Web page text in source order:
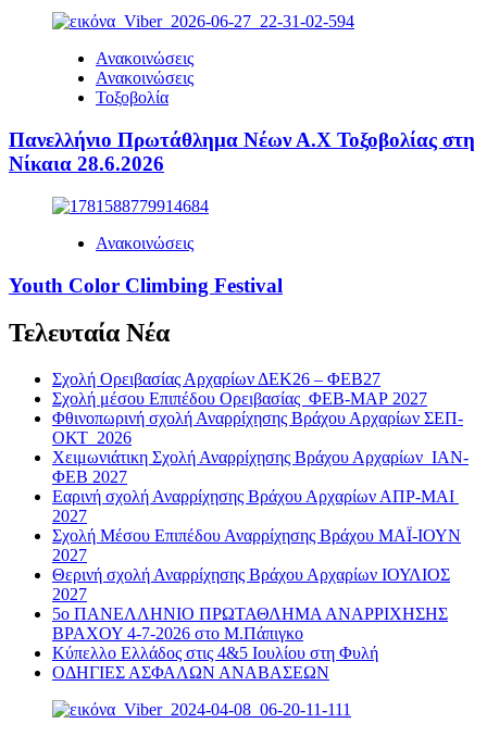
Ανακοινώσεις
Ανακοινώσεις
Τοξοβολία
Πανελλήνιο Πρωτάθλημα Νέων Α.Χ Τοξοβολίας στη
Νίκαια 28.6.2026
Ανακοινώσεις
Youth Color Climbing Festival
Τελευταία Νέα
Σχολή Ορειβασίας Αρχαρίων ΔΕΚ26 – ΦΕΒ27
Σχολή μέσου Επιπέδου Ορειβασίας ΦΕΒ-ΜΑΡ 2027
Φθινοπωρινή σχολή Αναρρίχησης Βράχου Αρχαρίων ΣΕΠ-
ΟΚΤ 2026
Χειμωνιάτικη Σχολή Αναρρίχησης Βράχου Αρχαρίων ΙΑΝ-
ΦΕΒ 2027
Εαρινή σχολή Αναρρίχησης Βράχου Αρχαρίων ΑΠΡ-ΜΑΙ
2027
Σχολή Μέσου Επιπέδου Αναρρίχησης Βράχου ΜΑΪ-ΙΟΥΝ
2027
Θερινή σχολή Αναρρίχησης Βράχου Αρχαρίων ΙΟΥΛΙΟΣ
2027
5ο ΠΑΝΕΛΛΗΝΙΟ ΠΡΩΤΑΘΛΗΜΑ ΑΝΑΡΡΙΧΗΣΗΣ
ΒΡΑΧΟΥ 4-7-2026 στο Μ.Πάπιγκο
Κύπελλο Ελλάδος στις 4&5 Ιουλίου στη Φυλή
ΟΔΗΓΙΕΣ ΑΣΦΑΛΩΝ ΑΝΑΒΑΣΕΩΝ